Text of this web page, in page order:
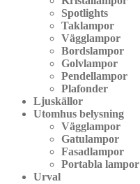
Spotlights
Taklampor
Vägglampor
Bordslampor
Golvlampor
Pendellampor
Plafonder
Ljuskällor
Utomhus belysning
Vägglampor
Gatulampor
Fasadlampor
Portabla lampor
Urval